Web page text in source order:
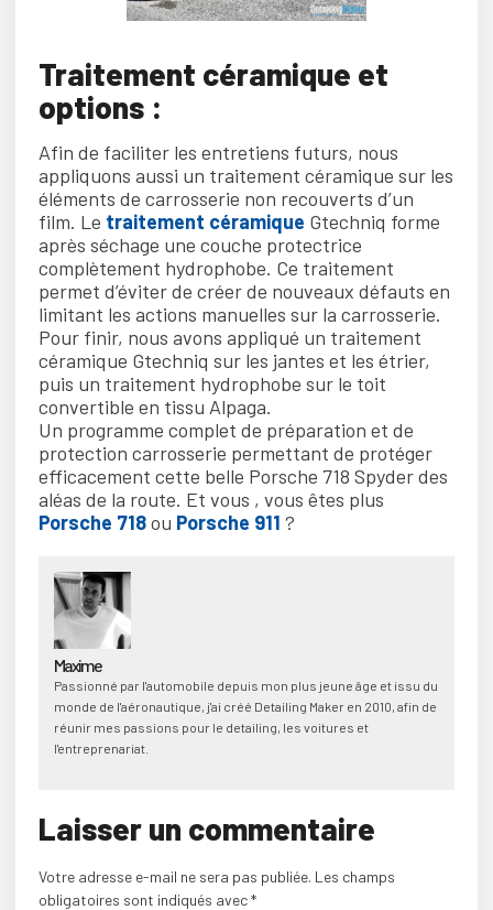
Traitement céramique et
options :
Afin de faciliter les entretiens futurs, nous
appliquons aussi un traitement céramique sur les
éléments de carrosserie non recouverts d’un
film. Le traitement céramique Gtechniq forme
après séchage une couche protectrice
complètement hydrophobe. Ce traitement
permet d’éviter de créer de nouveaux défauts en
limitant les actions manuelles sur la carrosserie.
Pour finir, nous avons appliqué un traitement
céramique Gtechniq sur les jantes et les étrier,
puis un traitement hydrophobe sur le toit
convertible en tissu Alpaga.
Un programme complet de préparation et de
protection carrosserie permettant de protéger
efficacement cette belle Porsche 718 Spyder des
aléas de la route. Et vous , vous êtes plus
Porsche 718ou Porsche 911 ?
Maxime
Passionné par l'automobile depuis mon plus jeune âge et issu du
monde de l'aéronautique, j'ai créé Detailing Maker en 2010, afin de
réunir mes passions pour le detailing, les voitures et
l'entreprenariat.
Laisser un commentaire
Votre adresse e-mail ne sera pas publiée. Les champs
obligatoires sont indiqués avec*